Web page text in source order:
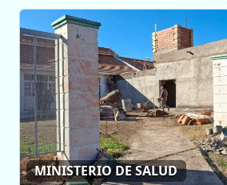
MINISTERIO DE SALUD